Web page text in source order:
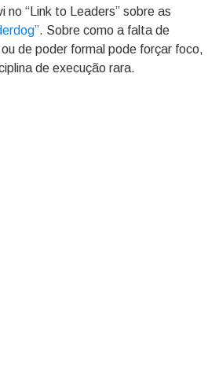
no “Link to Leaders” sobre as
. Sobre como a falta de
de poder formal pode forçar foco,
de execução rara.